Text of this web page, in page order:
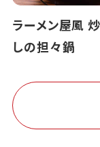
ラーメン屋風
しの担々鍋